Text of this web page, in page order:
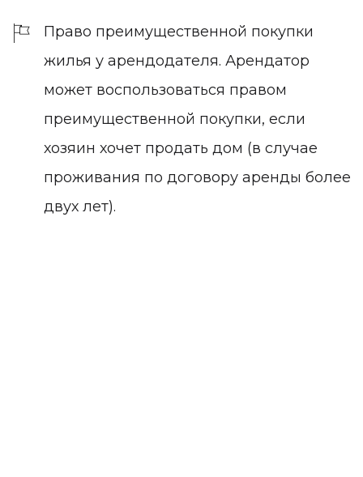
Право преимущественной покупки
жилья у арендодателя. Арендатор
может воспользоваться правом
преимущественной покупки, если
хозяин хочет продать дом (в случае
проживания по договору аренды более
двух лет).